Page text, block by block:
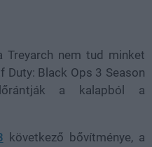
nem tud minket
Duty: Black Ops 3 Season
a kalapból a
következő bővítménye, a